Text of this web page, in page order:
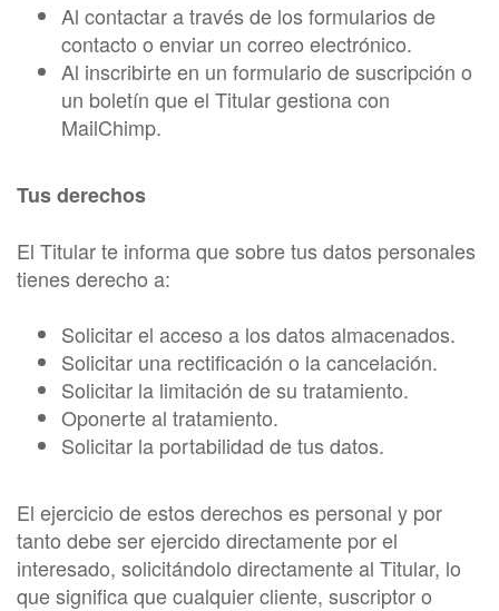
Al contactar a través de los formularios de
contacto o enviar un correo electrónico.
Al inscribirte en un formulario de suscripción o
un boletín que el Titular gestiona con
MailChimp.
Tus derechos
El Titular te informa que sobre tus datos personales
tienes derecho a:
Solicitar el acceso a los datos almacenados.
Solicitar una rectificación o la cancelación.
Solicitar la limitación de su tratamiento.
Oponerte al tratamiento.
Solicitar la portabilidad de tus datos.
El ejercicio de estos derechos es personal y por
tanto debe ser ejercido directamente por el
interesado, solicitándolo directamente al Titular, lo
que significa que cualquier cliente, suscriptor o